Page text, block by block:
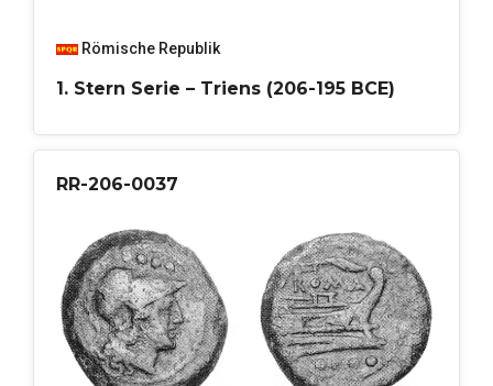
Römische Republik
1. Stern Serie – Triens (206-195 BCE)
RR-206-0037